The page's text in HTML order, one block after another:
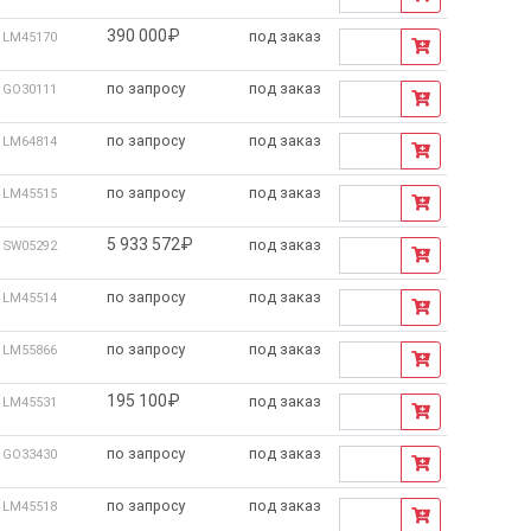
исследованиях.Компания также
и изучать структуру материалов.
позволяющими регистрировать и
автоматический анализ
компании включают
высокоточные
автоматизацию процессов
Оборудование Olympus
компанией с
бренда Olympus связана с качеством
и материалов на микроскопическом
технологии визуализации и
LM45170 390 000₽ под заказ
GO30111 по запросу под заказ
LM64814 по запросу под заказ
LM45515 по запросу под заказ
SW05292 5 933 572₽ под заказ
LM45514 по запросу под заказ
LM55866 по запросу под заказ
LM45531 195 100₽ под заказ
GO33430 по запросу под заказ
LM45518 по запросу под заказ